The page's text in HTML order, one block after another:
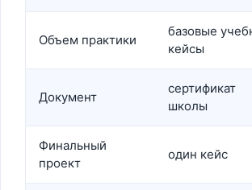
Объем практики
базовые
кейсы
Документ
сертификат
школы
Финальный
проект
один кейс